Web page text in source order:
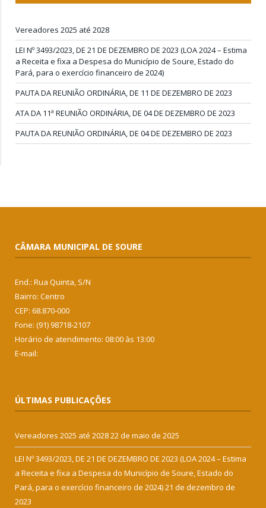
Vereadores 2025 até 2028
LEI Nº 3493/2023, DE 21 DE DEZEMBRO DE 2023 (LOA 2024 – Estima
a Receita e fixa a Despesa do Município de Soure, Estado do
Pará, para o exercício financeiro de 2024)
PAUTA DA REUNIÃO ORDINÁRIA, DE 11 DE DEZEMBRO DE 2023
ATA DA 11ª REUNIÃO ORDINÁRIA, DE 04 DE DEZEMBRO DE 2023
PAUTA DA REUNIÃO ORDINÁRIA, DE 04 DE DEZEMBRO DE 2023
CÂMARA MUNICIPAL DE SOURE
End.: Rua Quinta, S/N
Bairro: Centro
CEP: 68.870-000
Fone: (91) 98718-2107
Horário de atendimento: 08:00 às 13:00
E-mail:
ÚLTIMAS PUBLICAÇÕES
Vereadores 2025 até 202822 de maio de 2025
LEI Nº 3493/2023, DE 21 DE DEZEMBRO DE 2023 (LOA 2024 – Estima
a Receita e fixa a Despesa do Município de Soure, Estado do
Pará, para o exercício financeiro de 2024)21 de dezembro de
2023